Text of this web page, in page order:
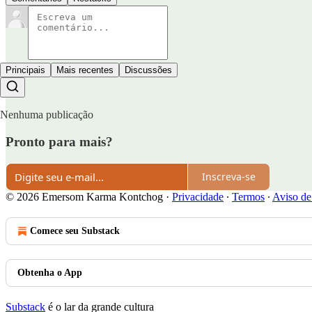
Principais Mais recentes Discussões
Nenhuma publicação
Pronto para mais?
Inscreva-se
© 2026 Emersom Karma Kontchog · Privacidade ∙ Termos ∙ Aviso
Comece seu Substack
Obtenha o App
Substack é o lar da grande cultura